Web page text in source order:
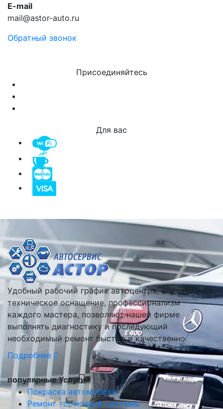
E-mail
mail@astor-auto.ru
Обратный звонок
Присоединяйтесь
Для вас
Удобный рабочий график автоцентра, его отличное
техническое оснащение, профессионализм
каждого мастера, позволяют нашей фирме
выполнять диагностику и последующий
необходимый ремонт быстро и качественно.
Подробнее
популярные Услуги
Покраска автомобиля
Ремонт тормозной системы